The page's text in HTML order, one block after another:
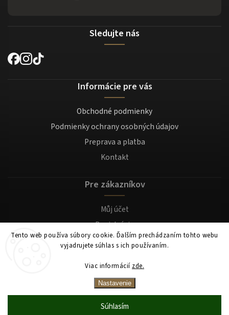
Tento web používa súbory cookie. Ďalším prechádzaním tohto webu
vyjadrujete súhlas s ich používaním.
Viac informácií zde.
Nastavenie
Súhlasím
Sledujte nás
Informácie pre vás
Obchodné podmienky
Podmienky ochrany osobných údajov
Preprava a platba
Kontakt
Pre zákazníkov
Můj účet
Registrácia
Prihlásenie
Mocafino.sk. Všetky práva vyhradené.